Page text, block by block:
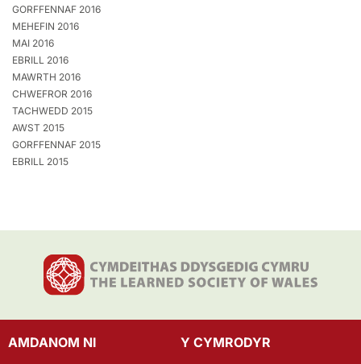
GORFFENNAF 2016
MEHEFIN 2016
MAI 2016
EBRILL 2016
MAWRTH 2016
CHWEFROR 2016
TACHWEDD 2015
AWST 2015
GORFFENNAF 2015
EBRILL 2015
AMDANOM NI Y CYMRODYR